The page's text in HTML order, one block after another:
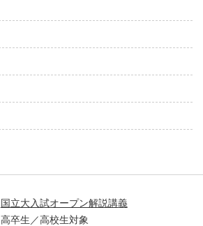
国立大入試オープン解説講義
高卒生／高校生対象